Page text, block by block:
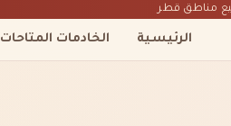
الرئيسية الخادمات المتاحات